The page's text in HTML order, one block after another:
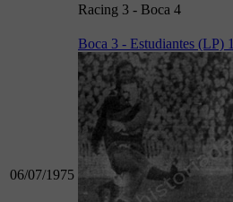
Racing 3 - Boca 4
06/07/1975
Boca 3 - Estudiantes (LP) 1